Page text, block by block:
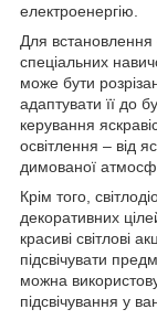
електроенергію.
Для встановлення
спеціальних
може бути
адаптувати її до
керування
освітлення – від
димованої
Крім того,
декоративних
красиві світлові
підсвічувати
можна
підсвічування у